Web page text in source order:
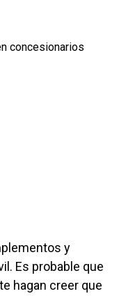
concesionarios
y
Es probable que
hagan creer que